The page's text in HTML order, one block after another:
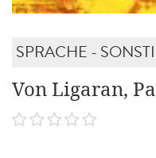
SPRACHE -
Von Ligaran,